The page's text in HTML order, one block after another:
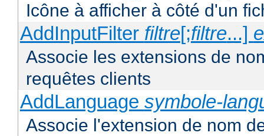
Icône à afficher à côté d'un
AddInputFilter filtre[;filtre...]
Associe les extensions de
requêtes clients
AddLanguage symbole-
Associe l'extension de nom